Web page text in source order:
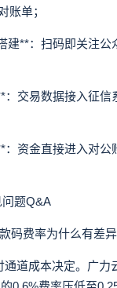
账单；
**：扫码即关注公
交易数据接入征信
资金直接进入对公
题Q&A
费率为什么有差
道成本决定。广力